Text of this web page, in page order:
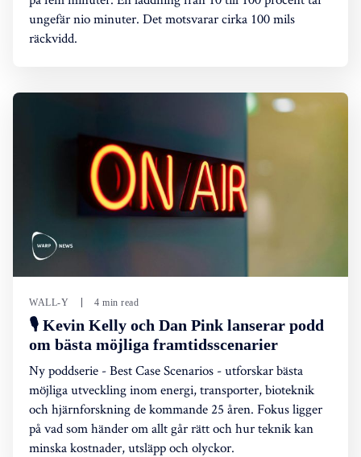
ungefär nio minuter. Det motsvarar cirka 100 mils
räckvidd.
WALL-Y 4 min read
🎙️ Kevin Kelly och Dan Pink lanserar podd
om bästa möjliga framtidsscenarier
Ny poddserie - Best Case Scenarios - utforskar bästa
möjliga utveckling inom energi, transporter, bioteknik
och hjärnforskning de kommande 25 åren. Fokus ligger
på vad som händer om allt går rätt och hur teknik kan
minska kostnader, utsläpp och olyckor.